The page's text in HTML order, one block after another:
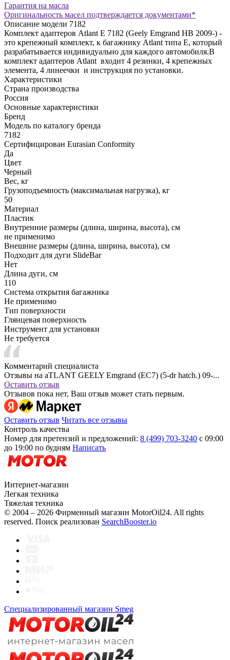
Гарантия на масла
Оригинальность масел подтверждается документами*
Описание модели 7182
Комплект адаптеров Atlant E 7182 (Geely Emgrand HB 2009-) -
это крепежный комплект, к багажнику Atlant типа Е, который
разрабатывается индивидуально для каждого автомобиля.В
комплект адаптеров Atlant входит 4 резинки, 4 крепежных
элемента, 4 линеечки и инструкция по установки.
Характеристики
Страна производства
Россия
Основные характеристики
Бренд
Модель по каталогу бренда
7182
Сертифицирован Eurasian Conformity
Да
Цвет
Черный
Вес, кг
Грузоподъемность (максимальная нагрузка), кг
50
Материал
Пластик
Внутренние размеры (длина, ширина, высота), см
не применимо
Внешние размеры (длина, ширина, высота), см
Подходит для дуги SlideBar
Нет
Длина дуги, см
110
Система открытия багажника
Не применимо
Тип поверхности
Глянцевая поверхность
Инструмент для установки
Не требуется
Комментарий специалиста
Отзывы на aTLANT GEELY Emgrand (EC7) (5-dr hatch.) 09-...
Оставить отзыв
Отзывов пока нет, Ваш отзыв может стать первым.
Оставить отзыв Читать все отзывы
Контроль качества
Номер для претензий и предложений: 8 (499) 703-3240 с 09:00
до 19:00 по будням Написать
Интернет-магазин
Легкая техника
Тяжелая техника
© 2004 – 2026 Фирменный магазин MotorOil24. All rights
reserved. Поиск реализован SearchBooster.io
Специализированный магазин Smeg